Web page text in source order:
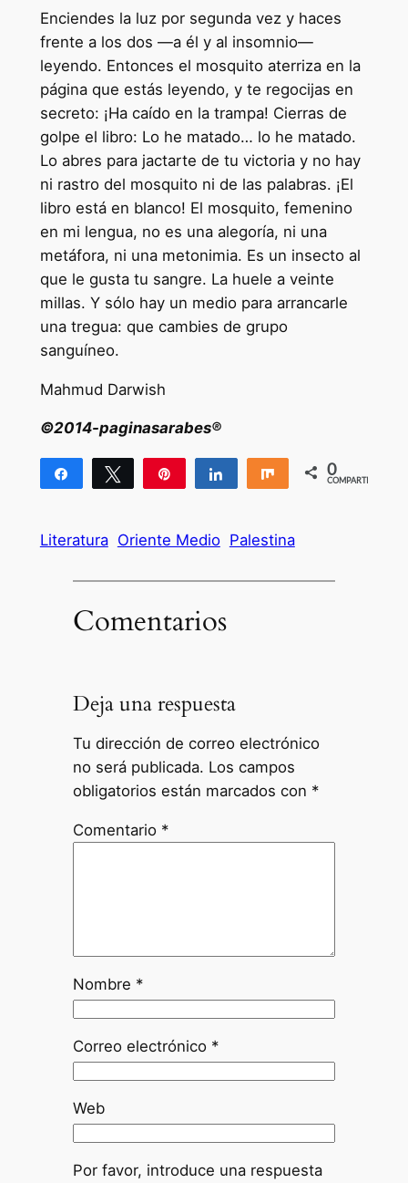
Enciendes la luz por segunda vez y haces
frente a los dos —a él y al insomnio—
leyendo. Entonces el mosquito aterriza en la
página que estás leyendo, y te regocijas en
secreto: ¡Ha caído en la trampa! Cierras de
golpe el libro: Lo he matado… lo he matado.
Lo abres para jactarte de tu victoria y no hay
ni rastro del mosquito ni de las palabras. ¡El
libro está en blanco! El mosquito, femenino
en mi lengua, no es una alegoría, ni una
metáfora, ni una metonimia. Es un insecto al
que le gusta tu sangre. La huele a veinte
millas. Y sólo hay un medio para arrancarle
una tregua: que cambies de grupo
sanguíneo.
Mahmud Darwish
©2014-paginasarabes®
Compartir Twittear Compartir Compartir
0
COMPARTIR
Literatura Oriente Medio Palestina
Comentarios
Deja una respuesta
Tu dirección de correo electrónico
no será publicada. Los campos
obligatorios están marcados con *
Comentario *
Nombre *
Correo electrónico *
Web
Por favor, introduce una respuesta